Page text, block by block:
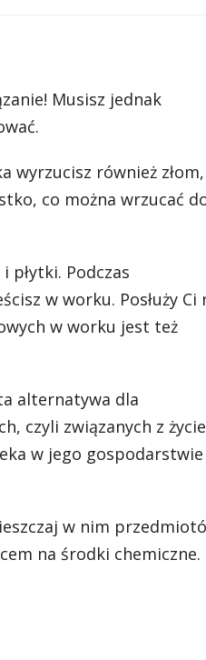
Musisz jednak
wyrzucisz również złom,
co można wrzucać
płytki. Podczas
w worku. Posłuży Ci
w worku jest też
alternatywa dla
czyli związanych z
w jego gospodarstwie
w nim
na środki chemiczne.